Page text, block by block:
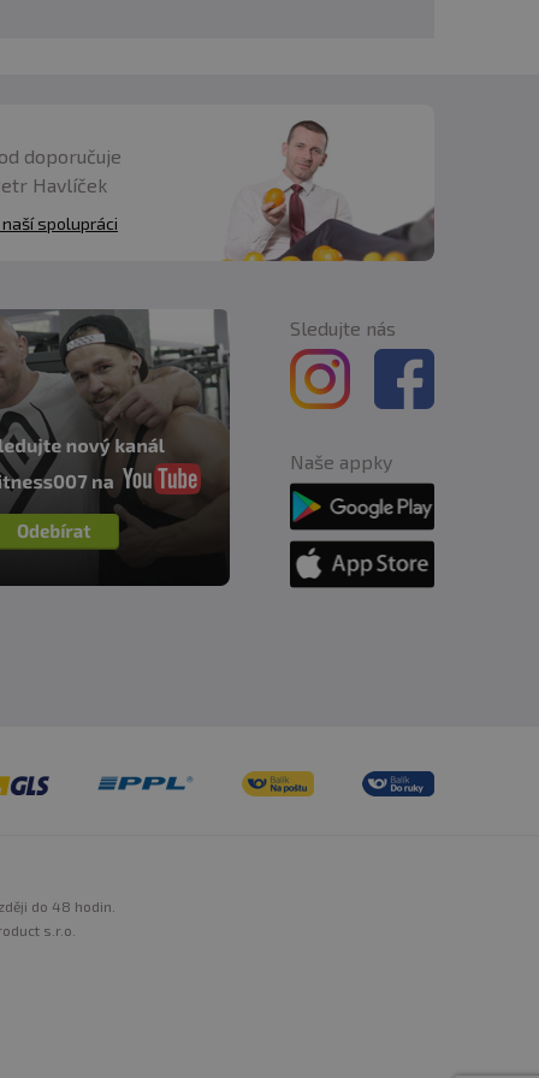
doporučuje
Havlíček
naší spolupráci
Sledujte nás
Naše appky
do 48 hodin.
s.r.o.